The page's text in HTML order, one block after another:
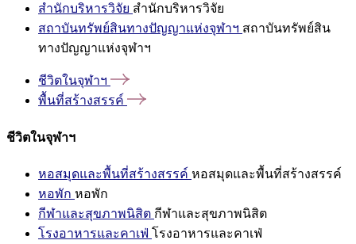
สำนักบริหารวิจัย สำนักบริหารวิจัย
สถาบันทรัพย์สินทางปัญญาแห่งจุฬาฯ สถาบันทรัพย์สิน
ทางปัญญาแห่งจุฬาฯ
ชีวิตในจุฬาฯ
พื้นที่สร้างสรรค์
ชีวิตในจุฬาฯ
หอสมุดและพื้นที่สร้างสรรค์ หอสมุดและพื้นที่สร้างสรรค์
หอพัก หอพัก
กีฬาและสุขภาพนิสิต กีฬาและสุขภาพนิสิต
โรงอาหารและคาเฟ่ โรงอาหารและคาเฟ่